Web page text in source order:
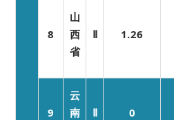
8
山
西
省
Ⅱ 1.26
9
云
南
Ⅱ 0